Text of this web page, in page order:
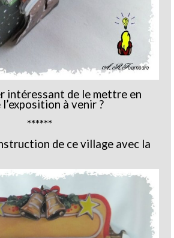
intéressant de le mettre en
à venir ?
******
de ce village avec la